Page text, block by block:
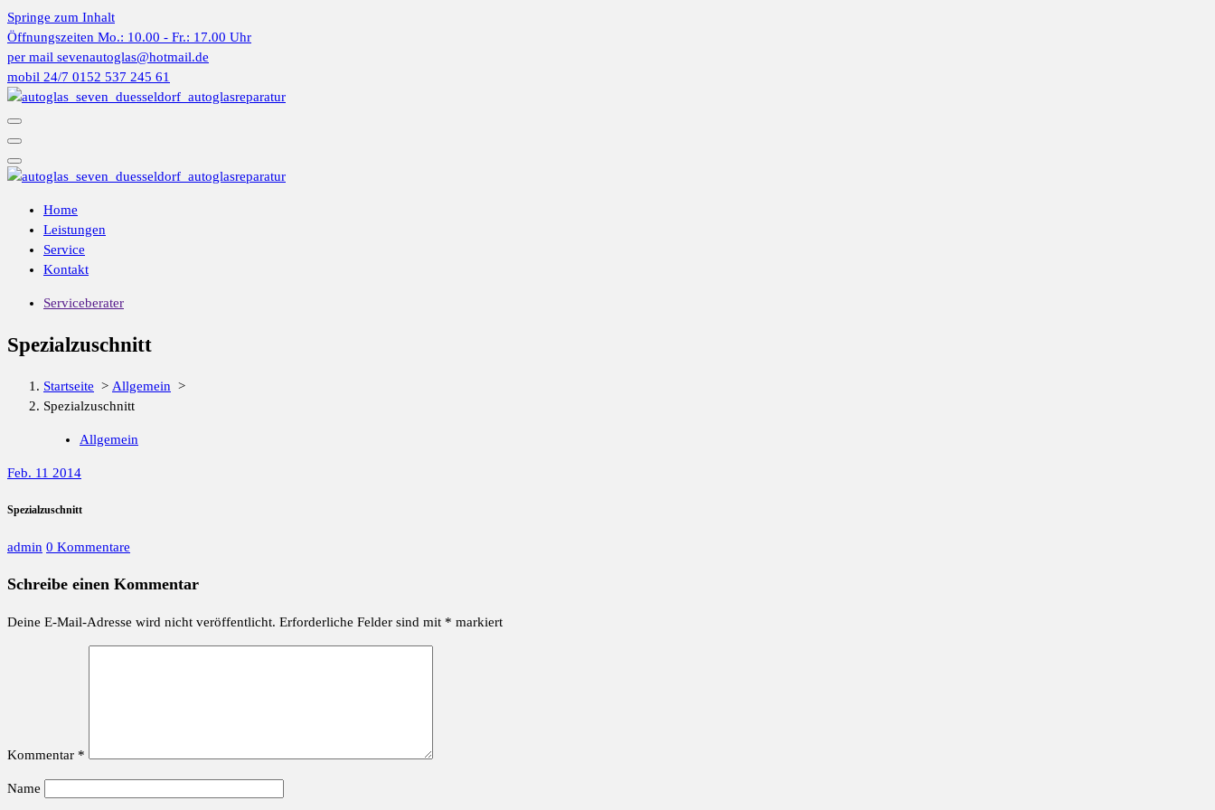
Springe zum Inhalt
Öffnungszeiten Mo.: 10.00 - Fr.: 17.00 Uhr
per mail sevenautoglas@hotmail.de
mobil 24/7 0152 537 245 61
Home
Leistungen
Service
Kontakt
Serviceberater
Spezialzuschnitt
Startseite > Allgemein >
Spezialzuschnitt
Allgemein
Feb. 11 2014
Spezialzuschnitt
admin 0 Kommentare
Schreibe einen Kommentar
Deine E-Mail-Adresse wird nicht veröffentlicht. Erforderliche Felder sind mit * markiert
Kommentar *
Name